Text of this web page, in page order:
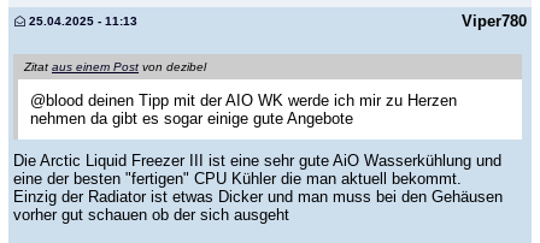
Viper780
25.04.2025 - 11:13
Zitat aus einem Post von dezibel
@blood deinen Tipp mit der AIO WK werde ich mir zu Herzen
nehmen da gibt es sogar einige gute Angebote
Die Arctic Liquid Freezer III ist eine sehr gute AiO Wasserkühlung und
eine der besten "fertigen" CPU Kühler die man aktuell bekommt.
Einzig der Radiator ist etwas Dicker und man muss bei den Gehäusen
vorher gut schauen ob der sich ausgeht